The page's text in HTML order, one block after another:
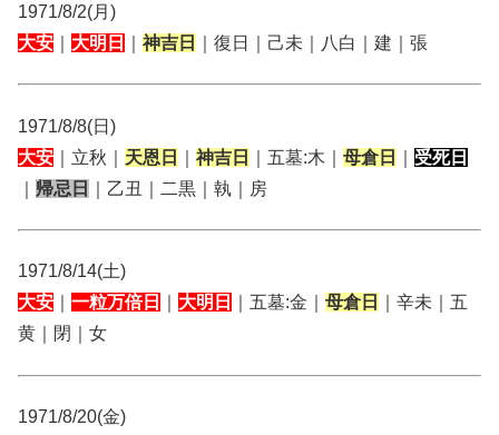
1971/8/2(月)
大安
大明日 神吉日 ｜復日｜己未｜八白｜建｜張
1971/8/8(日)
大安 ｜立秋｜ 天恩日 神吉日 ｜五墓:木｜ 母倉日
受死日
帰忌日 ｜乙丑｜二黒｜執｜房
1971/8/14(土)
大安
一粒万倍日 大明日 ｜五墓:金｜ 母倉日
｜辛未｜五
黄｜閉｜女
1971/8/20(金)